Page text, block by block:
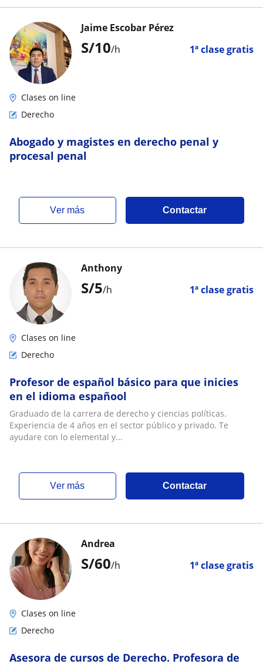
S/10/h 1ª clase gratis
Jaime Escobar Pérez
Clases on line
Derecho
Abogado y magistes en derecho penal y
procesal penal
ver más Contactar
S/5/h 1ª clase gratis
Anthony
Clases on line
Derecho
Profesor de español básico para que inicies
en el idioma españool
Graduado de la carrera de derecho y ciencias políticas.
Experiencia de 4 años en el sector público y privado. Te
ayudare con lo elemental y...
ver más Contactar
S/60/h 1ª clase gratis
Andrea
Clases on line
Derecho
Asesora de cursos de Derecho. Profesora de